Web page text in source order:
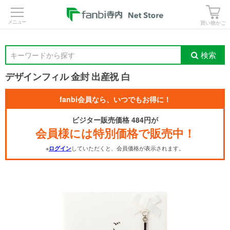
買い物かご
キーワードから探す 検索
デザインフィル 金封 出産祝 白
fanbi会員なら、いつでもお得に！
ビジター販売価格 484円が
会員様には特別価格で販売中！
※ログインしていただくと、会員価格が表示されます。